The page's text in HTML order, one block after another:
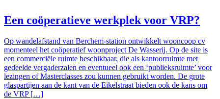
Een coöperatieve werkplek voor VRP?
Op wandelafstand van Berchem-station ontwikkelt wooncoop cv
momenteel het coöperatief woonproject De Wasserij. Op de site is
een commerciële ruimte beschikbaar, die als kantoorruimte met
gedeelde vergaderzalen en eventueel ook een ‘publieksruimte’ voor
lezingen of Masterclasses zou kunnen gebruikt worden. De grote
glaspartijen aan de kant van de Eikelstraat bieden ook de kans om
de VRP […]